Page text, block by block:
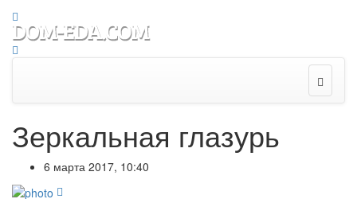
Зеркальная глазурь
6 марта 2017, 10:40